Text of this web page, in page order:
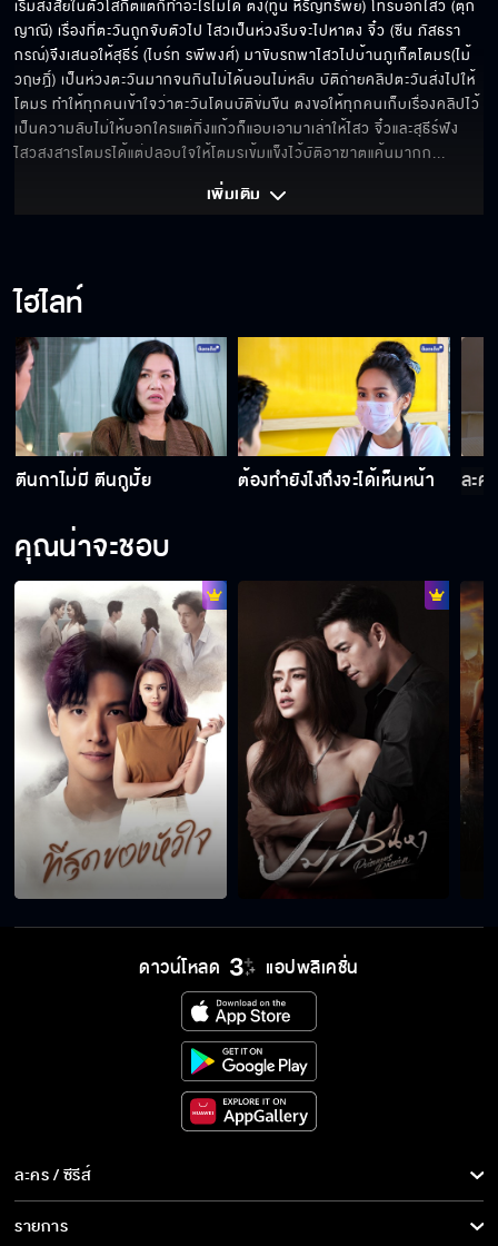
เริ่มสงสัยในตัวโสภิตแต่ก็ทำอะไรไม่ได้ ตง(ทูน หิรัญทรัพย์) โทรบอกไสว (ตุ๊ก
ญาณี) เรื่องที่ตะวันถูกจับตัวไป ไสวเป็นห่วงรีบจะไปหาตง จิ๋ว (ซีน ภัสธรา
กรณ์)จึงเสนอให้สุธีร์ (ไบร์ท รพีพงศ์) มาขับรถพาไสวไปบ้านภูเก็ตโตมร(ไม้
วฤษฎิ์) เป็นห่วงตะวันมากจนกินไม่ได้นอนไม่หลับ บัติถ่ายคลิปตะวันส่งไปให้
โตมร ทำให้ทุกคนเข้าใจว่าตะวันโดนบัติข่มขืน ตงขอให้ทุกคนเก็บเรื่องคลิปไว้
เป็นความลับไม่ให้บอกใครแต่กิ่งแก้วก็แอบเอามาเล่าให้ไสว จิ๋วและสุธีร์ฟัง
ไสวสงสารโตมรได้แต่ปลอบใจให้โตมรเข้มแข็งไว้บัติอาฆาตแค้นมากก...
เพิ่มเติม
ไฮไลท์
ตีนกาไม่มี ตีนกูมั้ย ต้องทำยังไงถึงจะได้เห็นหน้า ละค
คุณน่าจะชอบ
ดาวน์โหลด แอปพลิเคชั่น
ละคร / ซีรีส์
ละคร/ซีรีส์
รายการ